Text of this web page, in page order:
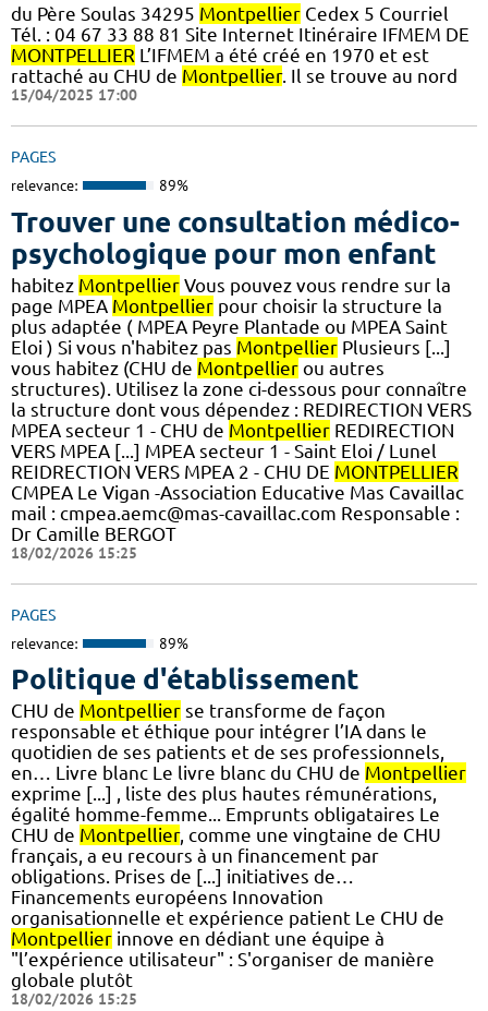
du Père Soulas 34295 Montpellier Cedex 5 Courriel
Tél. : 04 67 33 88 81 Site Internet Itinéraire IFMEM DE
MONTPELLIER L’IFMEM a été créé en 1970 et est
rattaché au CHU de Montpellier. Il se trouve au nord
15/04/2025 17:00
PAGES
relevance: 89%
Trouver une consultation médico-
psychologique pour mon enfant
habitez Montpellier Vous pouvez vous rendre sur la
page MPEA Montpellier pour choisir la structure la
plus adaptée ( MPEA Peyre Plantade ou MPEA Saint
Eloi ) Si vous n'habitez pas Montpellier Plusieurs [...]
vous habitez (CHU de Montpellier ou autres
structures). Utilisez la zone ci-dessous pour connaître
la structure dont vous dépendez : REDIRECTION VERS
MPEA secteur 1 - CHU de Montpellier REDIRECTION
VERS MPEA [...] MPEA secteur 1 - Saint Eloi / Lunel
REIDRECTION VERS MPEA 2 - CHU DE MONTPELLIER
CMPEA Le Vigan -Association Educative Mas Cavaillac
mail : cmpea.aemc@mas-cavaillac.com Responsable :
Dr Camille BERGOT
18/02/2026 15:25
PAGES
relevance: 89%
Politique d'établissement
CHU de Montpellier se transforme de façon
responsable et éthique pour intégrer l’IA dans le
quotidien de ses patients et de ses professionnels,
en… Livre blanc Le livre blanc du CHU de Montpellier
exprime [...] , liste des plus hautes rémunérations,
égalité homme-femme... Emprunts obligataires Le
CHU de Montpellier, comme une vingtaine de CHU
français, a eu recours à un financement par
obligations. Prises de [...] initiatives de…
Financements européens Innovation
organisationnelle et expérience patient Le CHU de
Montpellier innove en dédiant une équipe à
"l’expérience utilisateur" : S'organiser de manière
globale plutôt
18/02/2026 15:25